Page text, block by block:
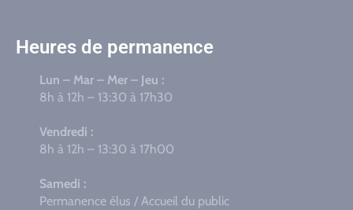
Heures de permanence
Lun – Mar – Mer – Jeu :
8h à 12h – 13:30 à 17h30
Vendredi :
8h à 12h – 13:30 à 17h00
Samedi :
Permanence élus / Accueil du public